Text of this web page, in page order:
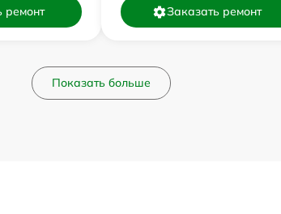
ремонт Заказать ремонт
Показать больше